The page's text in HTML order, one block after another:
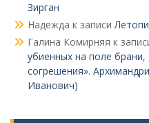
Зирган
Надежда к записи
Галина Комирняя к
убиенных на поле
согрешения».
Иванович)